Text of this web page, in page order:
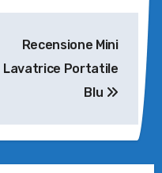
Recensione Mini
Lavatrice Portatile
Blu